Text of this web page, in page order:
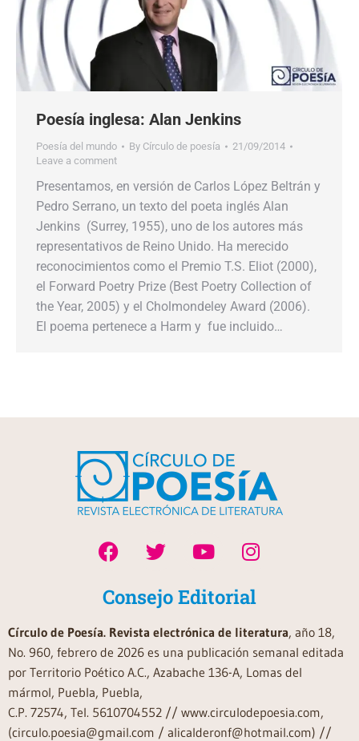
Poesía inglesa: Alan Jenkins
Poesía del mundo By Círculo de poesía
21/09/2014
Leave a comment
Presentamos, en versión de Carlos López Beltrán y
Pedro Serrano, un texto del poeta inglés Alan
Jenkins (Surrey, 1955), uno de los autores más
representativos de Reino Unido. Ha merecido
reconocimientos como el Premio T.S. Eliot (2000),
el Forward Poetry Prize (Best Poetry Collection of
the Year, 2005) y el Cholmondeley Award (2006).
El poema pertenece a Harm y fue incluido…
Consejo Editorial
Círculo de Poesía. Revista electrónica de literatura, año 18,
No. 960, febrero de 2026 es una publicación semanal editada
por Territorio Poético A.C., Azabache 136-A, Lomas del
mármol, Puebla, Puebla,
C.P. 72574, Tel. 5610704552 // www.circulodepoesia.com,
(circulo.poesia@gmail.com / alicalderonf@hotmail.com) //